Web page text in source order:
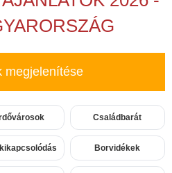
megjelenítése
Családbarát
Borvidékek